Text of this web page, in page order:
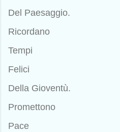
Del Paesaggio.
Ricordano
Tempi
Felici
Della Gioventù.
Promettono
Pace